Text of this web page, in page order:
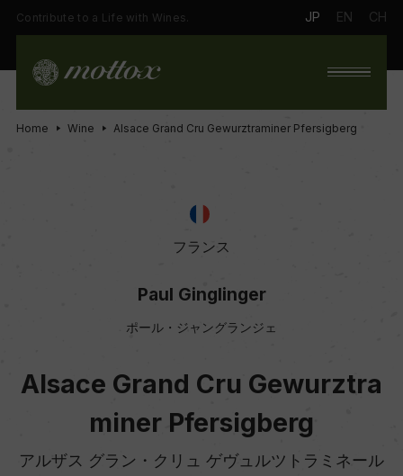
Contribute to a Life with Wines. JP EN CH
Home Wine Alsace Grand Cru Gewurztraminer Pfersigberg
フランス
Paul Ginglinger
ポール・ジャングランジェ
Alsace Grand Cru Gewurztra
miner Pfersigberg
アルザス グラン・クリュ ゲヴュルツトラミネール